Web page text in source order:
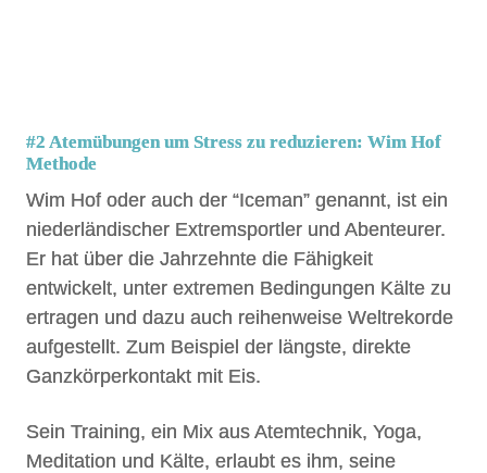
#2 Atemübungen um Stress zu reduzieren: Wim Hof
Methode
Wim Hof oder auch der “Iceman” genannt, ist ein
niederländischer Extremsportler und Abenteurer.
Er hat über die Jahrzehnte die Fähigkeit
entwickelt, unter extremen Bedingungen Kälte zu
ertragen und dazu auch reihenweise Weltrekorde
aufgestellt. Zum Beispiel der längste, direkte
Ganzkörperkontakt mit Eis.
Sein Training, ein Mix aus Atemtechnik, Yoga,
Meditation und Kälte, erlaubt es ihm, seine